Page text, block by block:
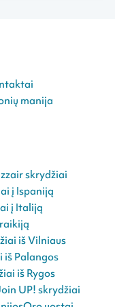
manija
skrydžiai
į Ispaniją
į Italiją
iš Vilniaus
iš Palangos
iš Rygos
UP! skrydžiai